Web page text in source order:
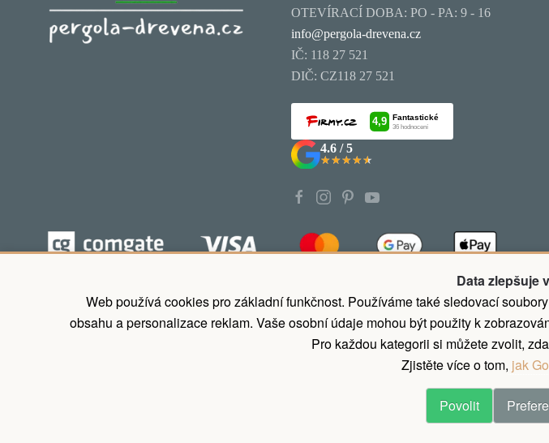
Data zlepšuje
Web používá cookies pro základní funkčnost. Používáme také sledovací
obsahu a personalizace reklam. Vaše osobní údaje mohou být použity k
Pro každou kategorii si můžete zvolit,
Zjistěte více o tom, jak
Povolit
OTEVÍRACÍ DOBA: PO - PA: 9 - 16
info@pergola-drevena.cz
IČ: 118 27 521
DIČ: CZ118 27 521
4.6 / 5
★★★★★
★★★★★
Koupit nyní zaplatit později, odložené platby.